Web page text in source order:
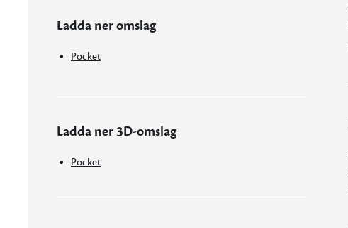
Ladda ner omslag
Pocket
Ladda ner 3D-omslag
Pocket